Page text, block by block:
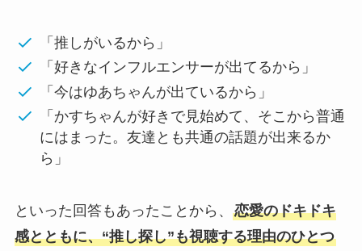
「推しがいるから」
「好きなインフルエンサーが出てるから」
「今はゆあちゃんが出ているから」
「かすちゃんが好きで見始めて、そこから普通
にはまった。友達とも共通の話題が出来るか
ら」
といった回答もあったことから、 恋愛のドキドキ
感とともに、“推し探し”も視聴する理由のひとつ